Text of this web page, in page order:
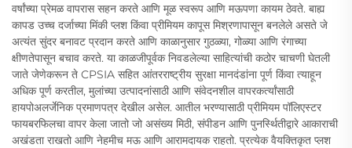
वर्षांच्या प्रेमळ वापरास सहन करते आणि मूळ स्वरूप आणि मऊपणा कायम ठेवते. बाह्य
कापड उच्च दर्जाच्या मिंकी प्लश किंवा प्रीमियम कापूस मिश्रणापासून बनलेले असते जे
अत्यंत सुंदर बनावट प्रदान करते आणि काळानुसार गुठळ्या, गोळ्या आणि रंगाच्या
क्षीणतेपासून बचाव करते. या काळजीपूर्वक निवडलेल्या साहित्यांची कठोर चाचणी घेतली
जाते जेणेकरून ते CPSIA सहित आंतरराष्ट्रीय सुरक्षा मानदंडांना पूर्ण किंवा त्याहून
अधिक पूर्ण करतील, मुलांच्या उत्पादनांसाठी आणि संवेदनशील वापरकर्त्यांसाठी
हायपोअलर्जेनिक प्रमाणपत्र देखील असेल. आतील भरण्यासाठी प्रीमियम पॉलिएस्टर
फायबरफिलचा वापर केला जातो जो असंख्य मिठी, संपीडन आणि पुनर्स्थितीद्वारे आकाराची
अखंडता राखतो आणि नेहमीच मऊ आणि आरामदायक राहतो. प्रत्येक वैयक्तिकृत प्लश